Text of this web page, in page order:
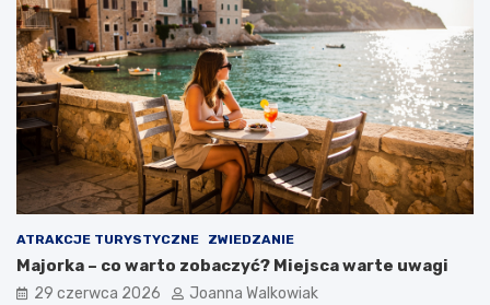
ATRAKCJE TURYSTYCZNE ZWIEDZANIE
Majorka – co warto zobaczyć? Miejsca warte uwagi
29 czerwca 2026 Joanna Walkowiak